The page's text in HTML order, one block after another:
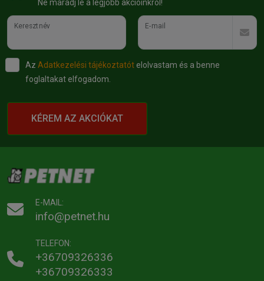
Ne maradj le a legjobb akcióinkról!
Keresztnév E-mail
Az Adatkezelési tájékoztatót elolvastam és a benne
foglaltakat elfogadom.
KÉREM AZ AKCIÓKAT
E-MAIL:
info@petnet.hu
TELEFON:
+36709326336
+36709326333